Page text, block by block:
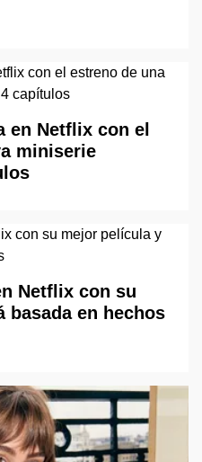
en Netflix con el
miniserie
Netflix con su
basada en hechos